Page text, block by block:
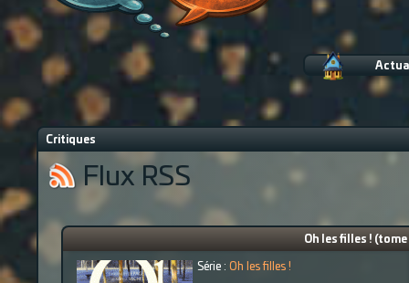
Critiques
Flux RSS
Oh les filles !
Série : Oh les filles !